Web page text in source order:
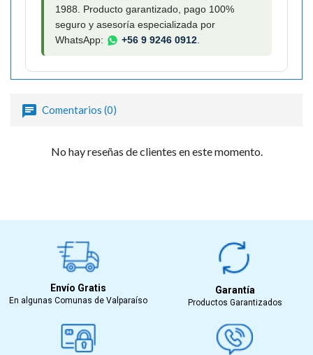
1988. Producto garantizado, pago 100%
seguro y asesoría especializada por
WhatsApp:
+56 9 9246 0912
Comentarios (0)
No hay reseñas de clientes en este momento.
Envío Gratis
En algunas Comunas de Valparaíso
Garantía
Productos Garantizados